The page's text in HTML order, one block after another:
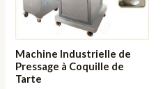
Machine Industrielle de
Pressage à Coquille de
Tarte